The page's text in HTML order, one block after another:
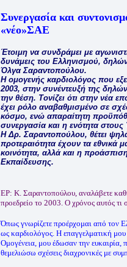
Συνεργασία και
«νέο»ΣΑΕ
Έτοιμη να συνδράμει με
δυνάμεις του Ελληνισμού,
Όλγα Σαραντοπούλου.
Η ομογενής καρδιολόγος που
2003, στην συνέντευξή της
την θέση. Τονίζει ότι στην νέα
έχει ρόλο αναβαθμισμένο σε
κόσμο, ενώ απαραίτητη
συνεργασία και η ενότητα
Η Δρ. Σαραντοπούλου, θέτει ψηλά
προτεραιότητα έχουν τα εθνικά
κοινότητα, αλλά και η
Εκπαίδευσης.
ΕΡ: Κ. Σαραντοπούλου, αναλάβετε
προεδρείο το 2003. Ο χρόνος αυτός τι
Όπως γνωρίζετε προέρχομαι από τον
ως καρδιολόγος. Η επαγγελματική
Ομογένεια, μου έδωσαν την
θεμελιώσω σχέσεις διαχρονικές με